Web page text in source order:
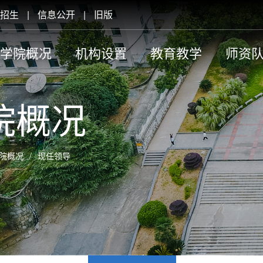
招生 | 信息公开 | 旧版
学院概况 机构设置 教育教学 师资
概况
概况 / 现任领导